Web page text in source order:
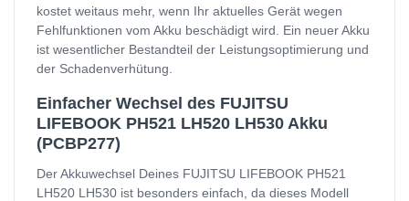
kostet weitaus mehr, wenn Ihr aktuelles Gerät wegen
Fehlfunktionen vom Akku beschädigt wird. Ein neuer Akku
ist wesentlicher Bestandteil der Leistungsoptimierung und
der Schadenverhütung.
Einfacher Wechsel des FUJITSU
LIFEBOOK PH521 LH520 LH530 Akku
(PCBP277)
Der Akkuwechsel Deines FUJITSU LIFEBOOK PH521
LH520 LH530 ist besonders einfach, da dieses Modell